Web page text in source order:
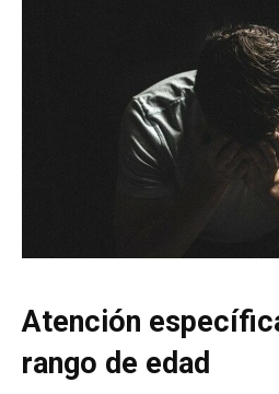
Atención
rango de edad